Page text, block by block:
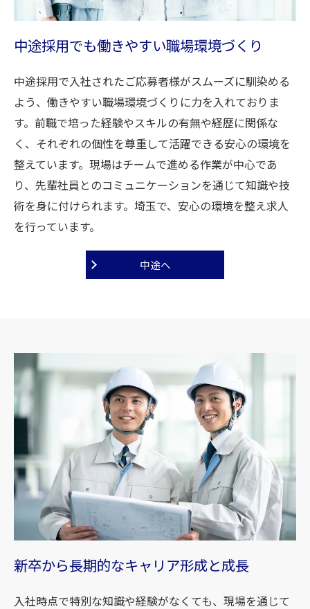
中途採用でも働きやすい職場環境づくり
中途採用で入社されたご応募者様がスムーズに馴染める
よう、働きやすい職場環境づくりに力を入れておりま
す。前職で培った経験やスキルの有無や経歴に関係な
く、それぞれの個性を尊重して活躍できる安心の環境を
整えています。現場はチームで進める作業が中心であ
り、先輩社員とのコミュニケーションを通じて知識や技
術を身に付けられます。埼玉で、安心の環境を整え求人
を行っています。
中途へ
新卒から長期的なキャリア形成と成長
入社時点で特別な知識や経験がなくても、現場を通じて